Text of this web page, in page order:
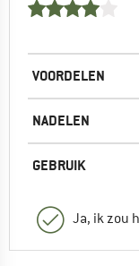
VOORDELEN
NADELEN
GEBRUIK
Ja, ik zou